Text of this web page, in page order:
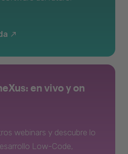
en vivo y on
webinars y descubre lo
Low-Code,